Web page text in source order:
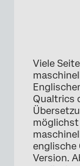
Viele
Qualtrics
möglichst
englische
Version.